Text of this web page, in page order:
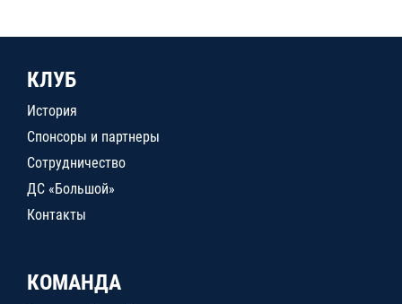
КЛУБ
История
Спонсоры и партнеры
Сотрудничество
ДС «Большой»
Контакты
КОМАНДА